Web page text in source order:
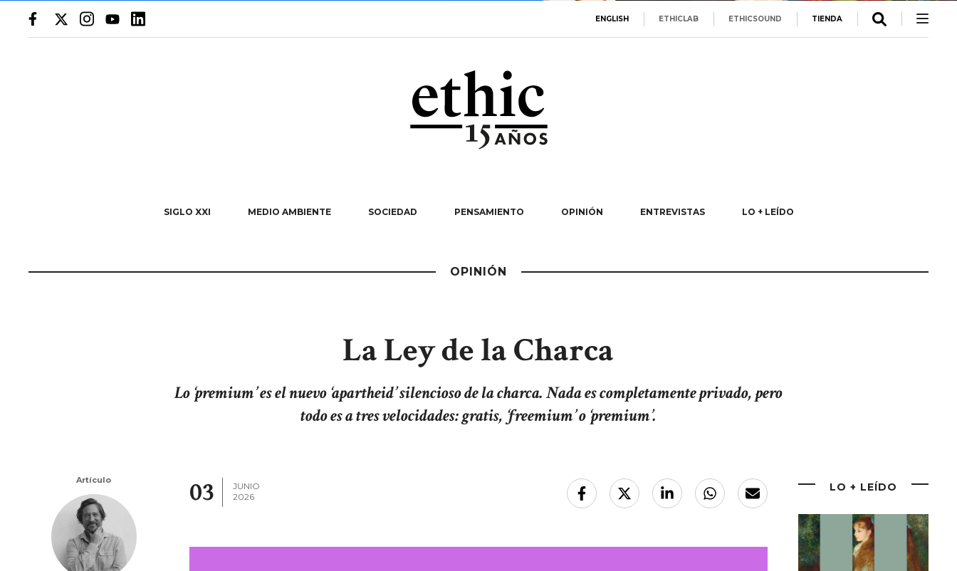
ENGLISH ETHICLAB ETHICSOUND TIENDA
SIGLO XXI MEDIO AMBIENTE SOCIEDAD PENSAMIENTO OPINIÓN ENTREVISTAS LO + LEÍDO
OPINIÓN
La Ley de la Charca
Lo ‘premium’ es el nuevo ‘apartheid’ silencioso de la charca. Nada es completamente privado, pero
todo es a tres velocidades: gratis, ‘freemium’ o ‘premium’.
Artículo 03
JUNIO
2026
LO + LEÍDO
=
window.adsbygoogle
||